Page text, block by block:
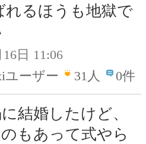
れるほうも地獄で
日 11:06
ユーザー
31人 0件
結婚したけど、
もあって式やら